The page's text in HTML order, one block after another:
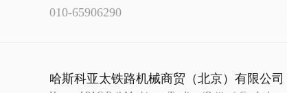
010-65906290
哈斯科亚太铁路机械商贸（北京）有限公司